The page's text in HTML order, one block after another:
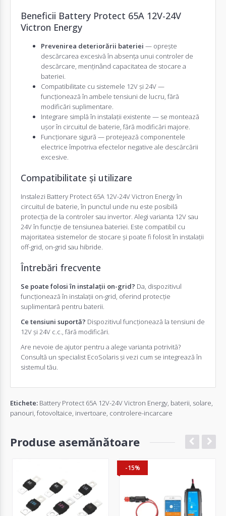
Beneficii Battery Protect 65A 12V-24V
Victron Energy
Prevenirea deteriorării bateriei — oprește
descărcarea excesivă în absența unui controler de
descărcare, menținând capacitatea de stocare a
bateriei.
Compatibilitate cu sistemele 12V și 24V —
funcționează în ambele tensiuni de lucru, fără
modificări suplimentare.
Integrare simplă în instalații existente — se montează
ușor în circuitul de baterie, fără modificări majore.
Funcționare sigură — protejează componentele
electrice împotriva efectelor negative ale descărcării
excesive.
Compatibilitate și utilizare
Instalezi Battery Protect 65A 12V-24V Victron Energy în
circuitul de baterie, în punctul unde nu este posibilă
protecția de la controler sau invertor. Alegi varianta 12V sau
24V în funcție de tensiunea bateriei. Este compatibil cu
majoritatea sistemelor de stocare și poate fi folosit în instalații
off-grid, on-grid sau hibride.
Întrebări frecvente
Se poate folosi în instalații on-grid? Da, dispozitivul
funcționează în instalații on-grid, oferind protecție
suplimentară pentru baterii.
Ce tensiuni suportă? Dispozitivul funcționează la tensiuni de
12V și 24V c.c., fără modificări.
Are nevoie de ajutor pentru a alege varianta potrivită?
Consultă un specialist EcoSolaris și vezi cum se integrează în
sistemul tău.
Etichete: Battery Protect 65A 12V-24V Victron Energy baterii solare
panouri fotovoltaice invertoare controlere-incarcare
Produse asemănătoare
-15%